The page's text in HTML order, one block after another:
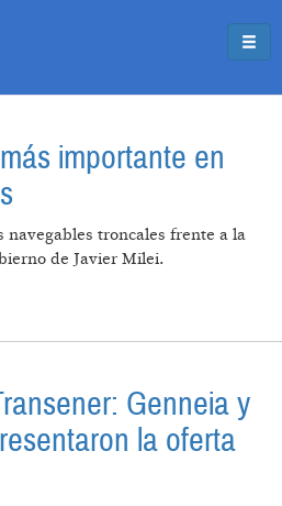
importante en
troncales frente a la
de Javier Milei.
Genneia y
la oferta